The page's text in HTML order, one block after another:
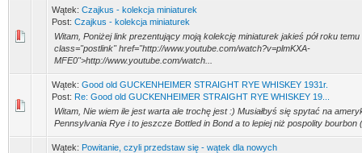
Wątek: Czajkus - kolekcja miniaturek
Post: Czajkus - kolekcja miniaturek
Witam, Poniżej link prezentujący moją kolekcję miniaturek jakieś pół roku
class="postlink" href="http://www.youtube.com/watch?v=plmKXA-
MFE0">http://www.youtube.com/watch...
Wątek: Good old GUCKENHEIMER STRAIGHT RYE WHISKEY 1931r.
Post: Re: Good old GUCKENHEIMER STRAIGHT RYE WHISKEY 19...
Witam, Nie wiem ile jest warta ale trochę jest :) Musiałbyś się spytać na
Pennsylvania Rye i to jeszcze Bottled in Bond a to lepiej niż pospolity bourbon
Wątek: Powitanie, czyli przedstaw się - wątek dla nowych